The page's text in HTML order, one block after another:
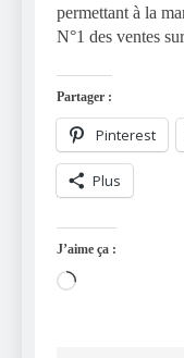
permettant à la
N°1 des ventes
Partager :
Pinterest
Plus
J’aime ça :
Chargement…